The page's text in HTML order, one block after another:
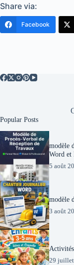
Share via:
Facebook
Popular Posts
modèle
Word et
5 août
modèle
3 août
Activités
29